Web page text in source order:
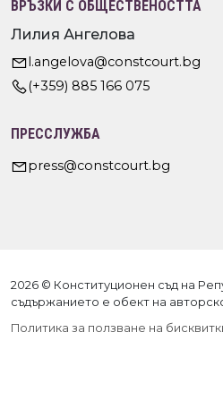
ВРЪЗКИ С ОБЩЕСТВЕНОСТТА
Лилия Ангелова
l.angelova@constcourt.bg
(+359) 885 166 075
ПРЕССЛУЖБА
press@constcourt.bg
2026 © Конституционен съд на
съдържанието е обект на
Политика за ползване на